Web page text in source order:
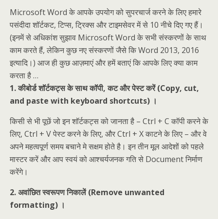
Microsoft Word के आपके उपयोग को सुपरचार्ज करने के लिए हमारे
पसंदीदा शॉर्टकट, टिप्स, ट्रिक्स और टाइमसेवर में से 10 नीचे दिए गए हैं।
(इनमें से अधिकांश सुझाव Microsoft Word के सभी संस्करणों के साथ
काम करते हैं, लेकिन कुछ नए संस्करणों जैसे कि Word 2013, 2016
इत्यादि।) आज ही कुछ आज़माएं और हमें बताएं कि आपके लिए क्या काम
करता है …
1. कीबोर्ड शॉर्टकट्स के साथ कॉपी, कट और पेस्ट करें (Copy, cut,
and paste with keyboard shortcuts) ।
किसी से भी पूछें जो इन शॉर्टकट्स को जानता है – Ctrl + C कॉपी करने के
लिए, Ctrl + V पेस्ट करने के लिए, और Ctrl + X काटने के लिए – और वे
अपने महत्वपूर्ण समय बचाने मे सक्षम होते है। इन तीन मूल आदेशों को पहले
मास्टर करें और आप स्वयं को आश्चर्यजनक गति से Document निर्माण
करेंगे।
2. अवांछित स्वरूपण निकालें (Remove unwanted
formatting) ।